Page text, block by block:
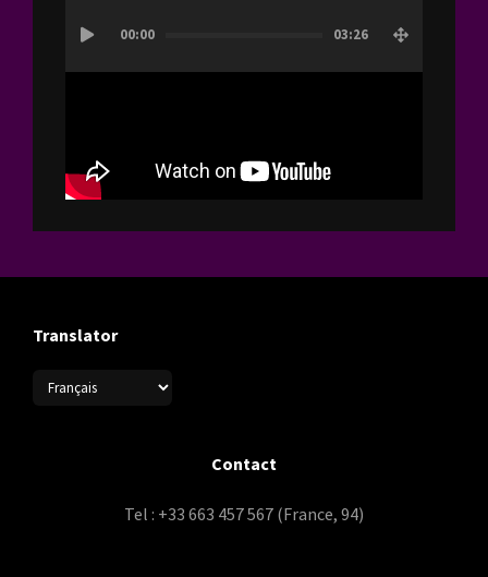
vidéo
00:00 03:26
Translator
Contact
Tel : +33 663 457 567 (France, 94)